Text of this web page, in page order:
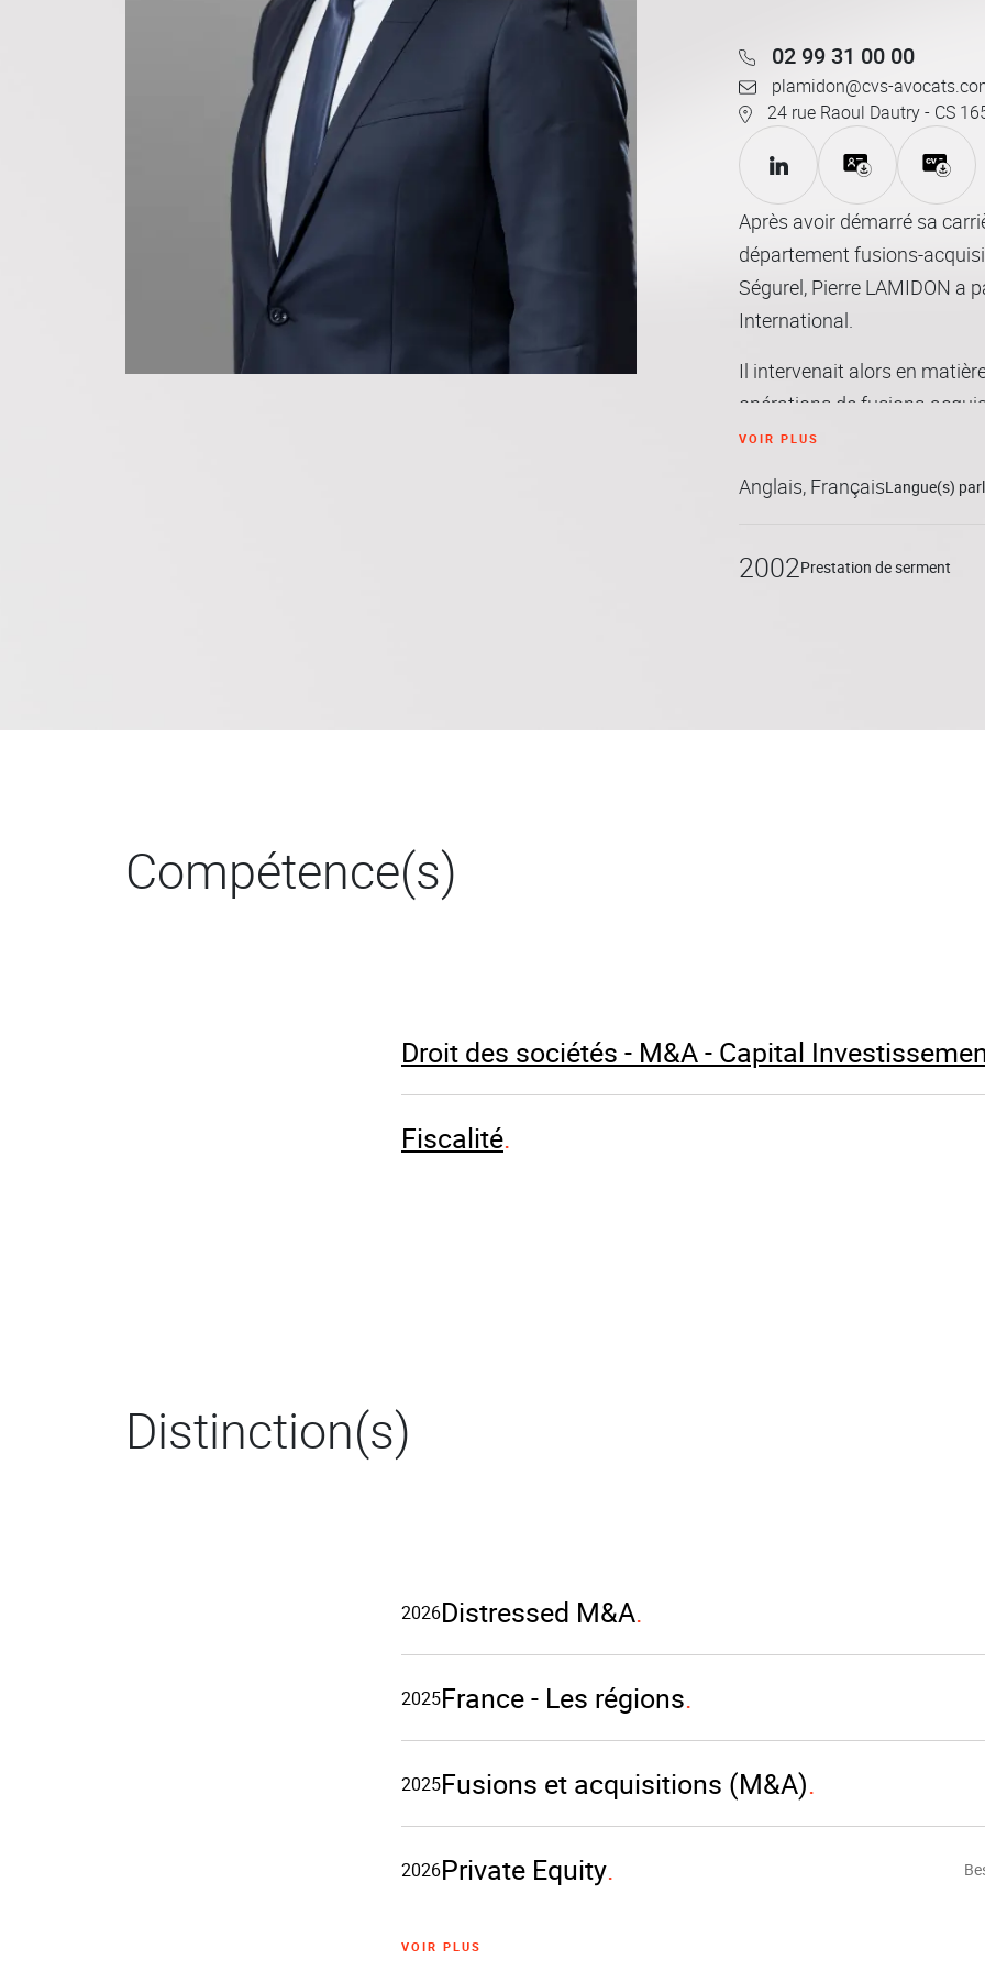
02 99 31 00 00
plamidon@cvs-
24 rue Raoul Dautry - CS
Après avoir démarré sa
département fusions-
Ségurel, Pierre LAMIDON a
International.
Il intervenait alors en
opérations de fusions-
contexte international.
En 2010, il rejoint le bureau
accompagne de
de sociétés dans toutes les
depuis plusieurs années.
VOIR PLUS
Anglais, FrançaisLangue(s)
2002Prestation de serment
Compétence(s)
Droit des sociétés - M&A - Capital
Fiscalité
Distinction(s)
2026Distressed M&A
2025France - Les régions
2025Fusions et acquisitions (M&A)
2026Private Equity
VOIR PLUS